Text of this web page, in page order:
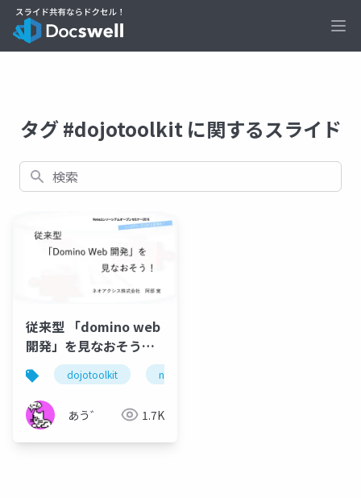
タグ #dojotoolkit に関するスライド
検索
従来型 「domino web
開発」を見なおそう！
201611 Notes
Consortium Open
Seminar 公開版
dojotoolkit notes domino
あう゛ 1.7K